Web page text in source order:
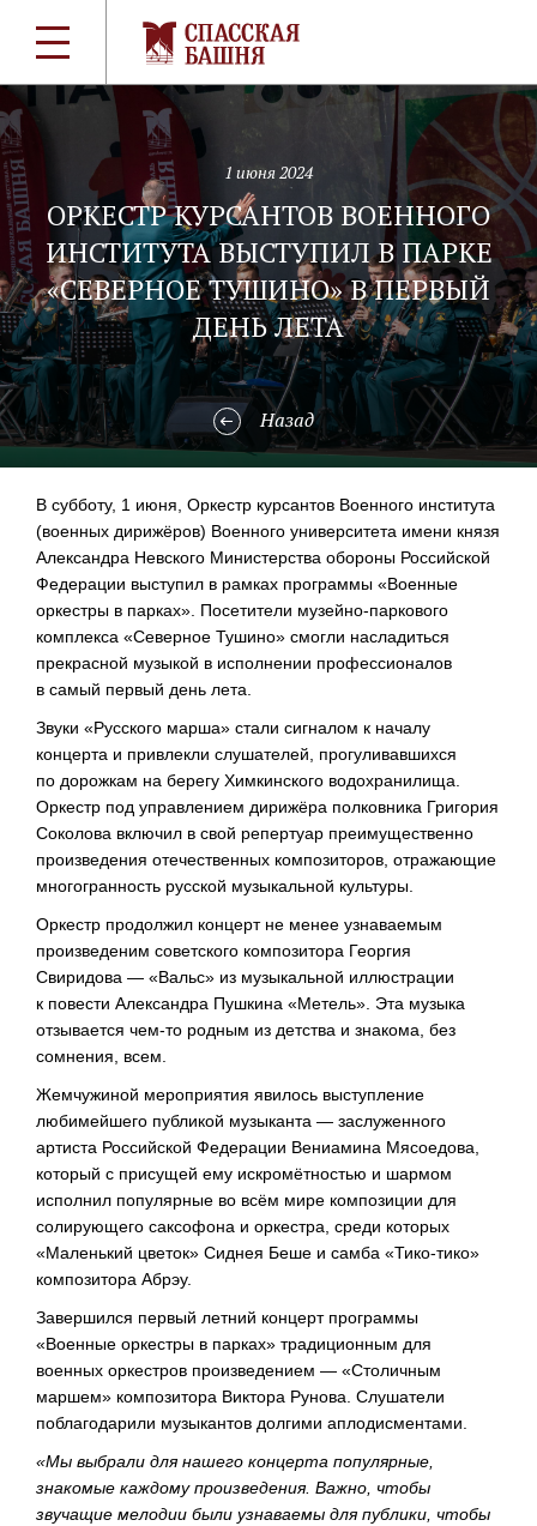
1 июня 2024
ОРКЕСТР КУРСАНТОВ ВОЕННОГО
ИНСТИТУТА ВЫСТУПИЛ В ПАРКЕ
«СЕВЕРНОЕ ТУШИНО» В ПЕРВЫЙ
ДЕНЬ ЛЕТА
Назад
В субботу, 1 июня, Оркестр курсантов Военного института
(военных дирижёров) Военного университета имени князя
Александра Невского Министерства обороны Российской
Федерации выступил в рамках программы «Военные
оркестры в парках». Посетители музейно-паркового
комплекса «Северное Тушино» смогли насладиться
прекрасной музыкой в исполнении профессионалов
в самый первый день лета.
Звуки «Русского марша» стали сигналом к началу
концерта и привлекли слушателей, прогуливавшихся
по дорожкам на берегу Химкинского водохранилища.
Оркестр под управлением дирижёра полковника Григория
Соколова включил в свой репертуар преимущественно
произведения отечественных композиторов, отражающие
многогранность русской музыкальной культуры.
Оркестр продолжил концерт не менее узнаваемым
произведеним советского композитора Георгия
Свиридова — «Вальс» из музыкальной иллюстрации
к повести Александра Пушкина «Метель». Эта музыка
отзывается чем-то родным из детства и знакома, без
сомнения, всем.
Жемчужиной мероприятия явилось выступление
любимейшего публикой музыканта — заслуженного
артиста Российской Федерации Вениамина Мясоедова,
который с присущей ему искромётностью и шармом
исполнил популярные во всём мире композиции для
солирующего саксофона и оркестра, среди которых
«Маленький цветок» Сиднея Беше и самба «Тико-тико»
композитора Абрэу.
Завершился первый летний концерт программы
«Военные оркестры в парках» традиционным для
военных оркестров произведением — «Столичным
маршем» композитора Виктора Рунова. Слушатели
поблагодарили музыкантов долгими аплодисментами.
«Мы выбрали для нашего концерта популярные,
знакомые каждому произведения. Важно, чтобы
звучащие мелодии были узнаваемы для публики, чтобы